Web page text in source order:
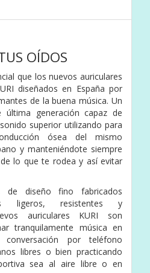
OÍDOS
que los nuevos auriculares
diseñados en España por
de la buena música. Un
última generación capaz de
superior utilizando para
ósea del mismo
y manteniéndote siempre
lo que te rodea y así evitar
de diseño fino fabricados
ligeros, resistentes y
auriculares KURI son
tranquilamente música en
por teléfono
libres o bien practicando
sea al aire libre o en